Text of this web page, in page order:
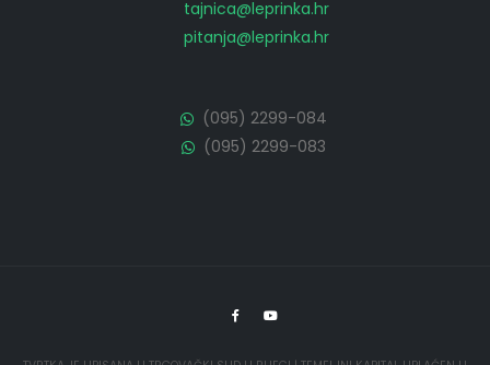
tajnica@leprinka.hr
pitanja@leprinka.hr
(095) 2299-084
(095) 2299-083